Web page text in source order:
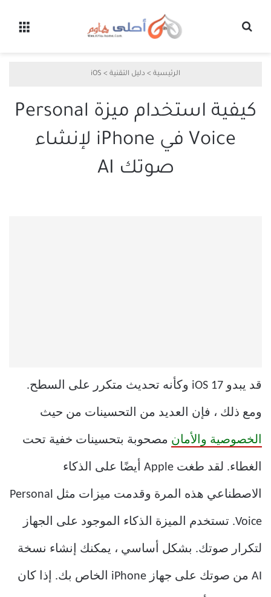
الرئيسية > دليل التقنية >
iOS
كيفية استخدام ميزة Personal
Voice في iPhone لإنشاء
صوتك AI
قد يبدو iOS 17 وكأنه تحديث متكرر على السطح.
ومع ذلك ، فإن العديد من التحسينات من حيث
الخصوصية والأمان مصحوبة بتحسينات خفية تحت
الغطاء. لقد طغت Apple أيضًا على الذكاء
الاصطناعي هذه المرة وقدمت ميزات مثل Personal
Voice. تستخدم الميزة الذكاء الموجود على الجهاز
لتكرار صوتك. بشكل أساسي ، يمكنك إنشاء نسخة
AI من صوتك على جهاز iPhone الخاص بك. إذا كان